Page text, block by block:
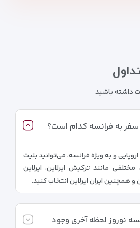
داشته باشید
سفر به فرانسه کدام است؟
و به ویژه فرانسه، می‌توانید بلیت
مانند ترکیش ایرلاین، ایرلاین
و همچنین ایران ایرلاین انتخاب کنید.
نوروز لحظه آخری وجود